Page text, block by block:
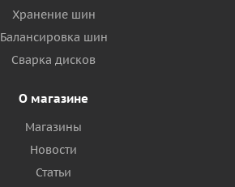
Хранение шин
Балансировка шин
Сварка дисков
О магазине
Магазины
Новости
Статьи